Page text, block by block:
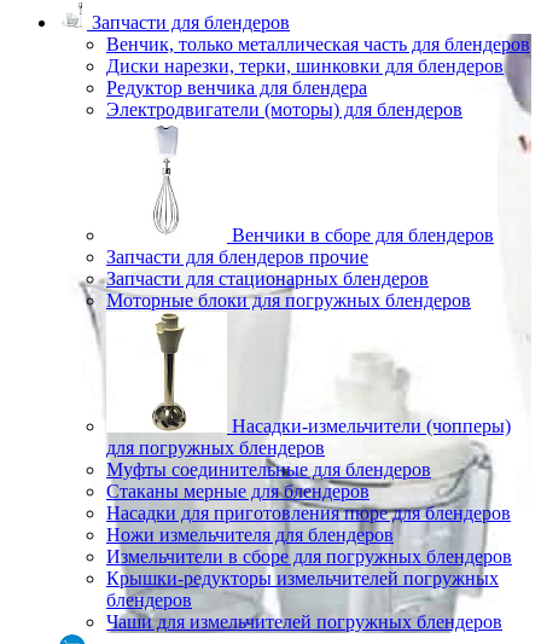
Запчасти для блендеров
Венчик, только металлическая часть для блендеров
Диски нарезки, терки, шинковки для блендеров
Редуктор венчика для блендера
Электродвигатели (моторы) для блендеров
Венчики в сборе для блендеров
Запчасти для блендеров прочие
Запчасти для стационарных блендеров
Моторные блоки для погружных блендеров
Насадки-измельчители (чопперы)
для погружных блендеров
Муфты соединительные для блендеров
Стаканы мерные для блендеров
Насадки для приготовления пюре для блендеров
Ножи измельчителя для блендеров
Измельчители в сборе для погружных блендеров
Крышки-редукторы измельчителей погружных
блендеров
Чаши для измельчителей погружных блендеров